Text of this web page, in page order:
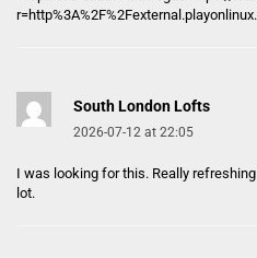
South London Lofts
2026-07-12 at 22:05
I was looking for this. Really
lot.